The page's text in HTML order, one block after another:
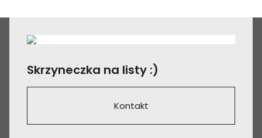
Skrzyneczka na listy :)
Kontakt